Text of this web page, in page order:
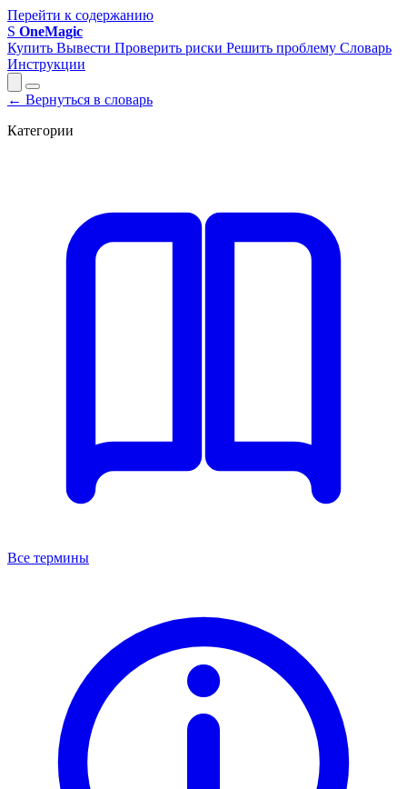
Перейти к содержанию
S OneMagic
Купить Вывести Проверить риски Решить проблему Словарь
Инструкции
← Вернуться в словарь
Категории
Все термины